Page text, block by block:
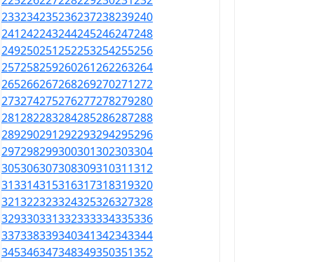
233234235236237238239240
241242243244245246247248
249250251252253254255256
257258259260261262263264
265266267268269270271272
273274275276277278279280
281282283284285286287288
289290291292293294295296
297298299300301302303304
305306307308309310311312
313314315316317318319320
321322323324325326327328
329330331332333334335336
337338339340341342343344
345346347348349350351352